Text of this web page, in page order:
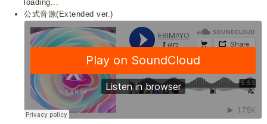
loading...
公式音源(Extended ver.)